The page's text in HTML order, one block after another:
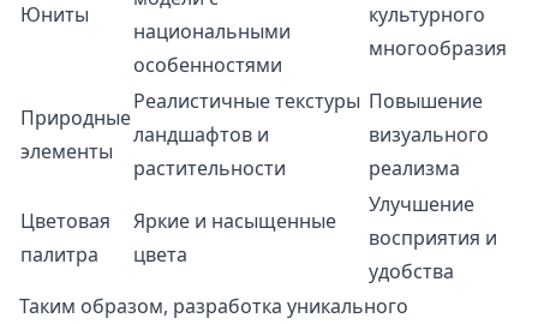
Юниты
национальными
особенностями
культурного
многообразия
Природные
элементы
Реалистичные текстуры
ландшафтов и
растительности
Повышение
визуального
реализма
Цветовая
палитра
Яркие и насыщенные
цвета
Улучшение
восприятия и
удобства
Таким образом, разработка уникального